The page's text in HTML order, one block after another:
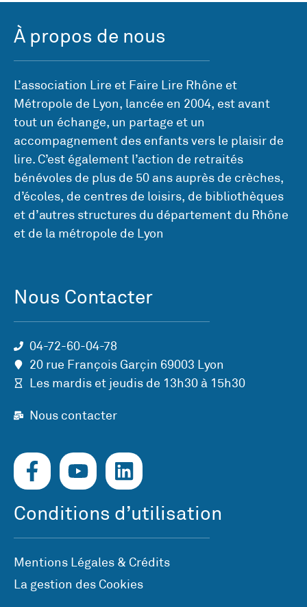
À propos de nous
L’association Lire et Faire Lire Rhône et
Métropole de Lyon, lancée en 2004, est avant
tout un échange, un partage et un
accompagnement des enfants vers le plaisir de
lire. C’est également l’action de retraités
bénévoles de plus de 50 ans auprès de crèches,
d’écoles, de centres de loisirs, de bibliothèques
et d’autres structures du département du Rhône
et de la métropole de Lyon
Nous Contacter
04-72-60-04-78
20 rue François Garçin 69003 Lyon
Les mardis et jeudis de 13h30 à 15h30
Nous contacter
Conditions d’utilisation
Mentions Légales & Crédits
La gestion des Cookies